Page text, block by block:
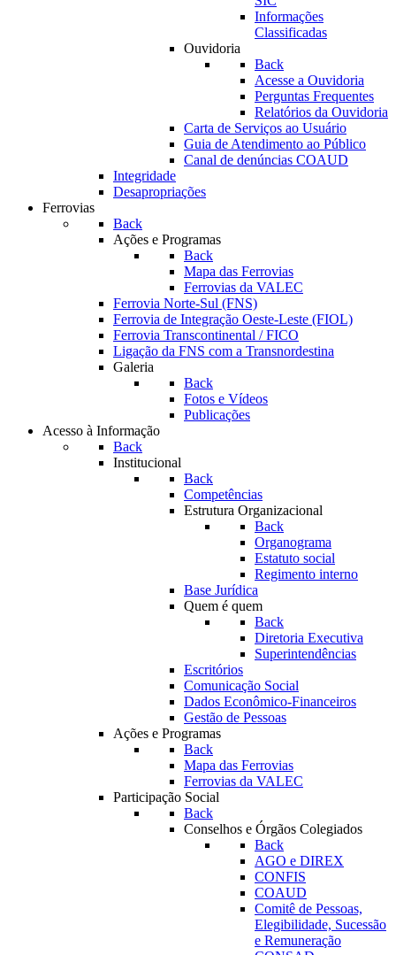
Informações
Classificadas
Ouvidoria
Back
Acesse a Ouvidoria
Perguntas Frequentes
Relatórios da Ouvidoria
Carta de Serviços ao Usuário
Guia de Atendimento ao Público
Canal de denúncias COAUD
Integridade
Desapropriações
Ferrovias
Back
Ações e Programas
Back
Mapa das Ferrovias
Ferrovias da VALEC
Ferrovia Norte-Sul (FNS)
Ferrovia de Integração Oeste-Leste (FIOL)
Ferrovia Transcontinental / FICO
Ligação da FNS com a Transnordestina
Galeria
Back
Fotos e Vídeos
Publicações
Acesso à Informação
Back
Institucional
Back
Competências
Estrutura Organizacional
Back
Organograma
Estatuto social
Regimento interno
Base Jurídica
Quem é quem
Back
Diretoria Executiva
Superintendências
Escritórios
Comunicação Social
Dados Econômico-Financeiros
Gestão de Pessoas
Ações e Programas
Back
Mapa das Ferrovias
Ferrovias da VALEC
Participação Social
Back
Conselhos e Órgãos Colegiados
Back
AGO e DIREX
CONFIS
COAUD
Comitê de Pessoas,
Elegibilidade, Sucessão
e Remuneração